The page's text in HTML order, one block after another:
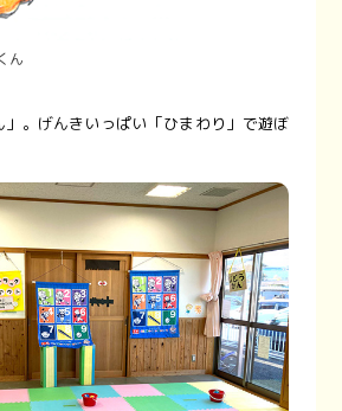
ん
」。げんきいっぱい「ひまわり」で遊ぼ